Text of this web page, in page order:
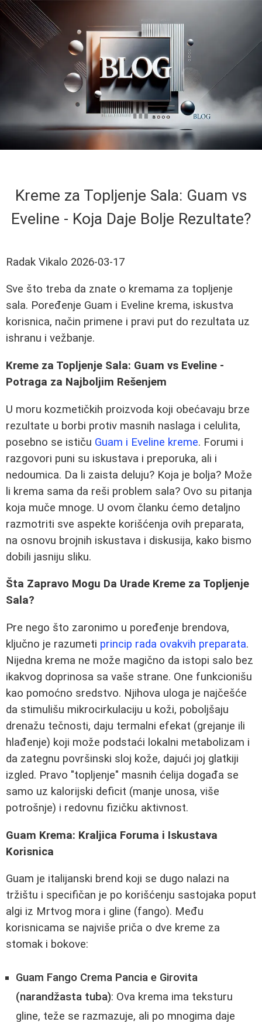
Kreme za Topljenje Sala: Guam vs
Eveline - Koja Daje Bolje Rezultate?
Radak Vikalo 2026-03-17
Sve što treba da znate o kremama za topljenje
sala. Poređenje Guam i Eveline krema, iskustva
korisnica, način primene i pravi put do rezultata uz
ishranu i vežbanje.
Kreme za Topljenje Sala: Guam vs Eveline -
Potraga za Najboljim Rešenjem
U moru kozmetičkih proizvoda koji obećavaju brze
rezultate u borbi protiv masnih naslaga i celulita,
posebno se ističu Guam i Eveline kreme. Forumi i
razgovori puni su iskustava i preporuka, ali i
nedoumica. Da li zaista deluju? Koja je bolja? Može
li krema sama da reši problem sala? Ovo su pitanja
koja muče mnoge. U ovom članku ćemo detaljno
razmotriti sve aspekte korišćenja ovih preparata,
na osnovu brojnih iskustava i diskusija, kako bismo
dobili jasniju sliku.
Šta Zapravo Mogu Da Urade Kreme za Topljenje
Sala?
Pre nego što zaronimo u poređenje brendova,
ključno je razumeti princip rada ovakvih preparata.
Nijedna krema ne može magično da istopi salo bez
ikakvog doprinosa sa vaše strane. One funkcionišu
kao pomoćno sredstvo. Njihova uloga je najčešće
da stimulišu mikrocirkulaciju u koži, poboljšaju
drenažu tečnosti, daju termalni efekat (grejanje ili
hlađenje) koji može podstaći lokalni metabolizam i
da zategnu površinski sloj kože, dajući joj glatkiji
izgled. Pravo "topljenje" masnih ćelija događa se
samo uz kalorijski deficit (manje unosa, više
potrošnje) i redovnu fizičku aktivnost.
Guam Krema: Kraljica Foruma i Iskustava
Korisnica
Guam je italijanski brend koji se dugo nalazi na
tržištu i specifičan je po korišćenju sastojaka poput
algi iz Mrtvog mora i gline (fango). Među
korisnicama se najviše priča o dve kreme za
stomak i bokove:
Guam Fango Crema Pancia e Girovita
(narandžasta tuba): Ova krema ima teksturu
gline, teže se razmazuje, ali po mnogima daje